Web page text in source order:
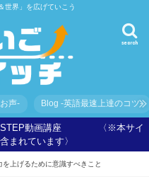
世界」を広げていこう
search
声- Blog -英語最速上達のコツ-
料7STEP動画講座 〈※本サイ
まれています〉
を上げるために意識すべきこと